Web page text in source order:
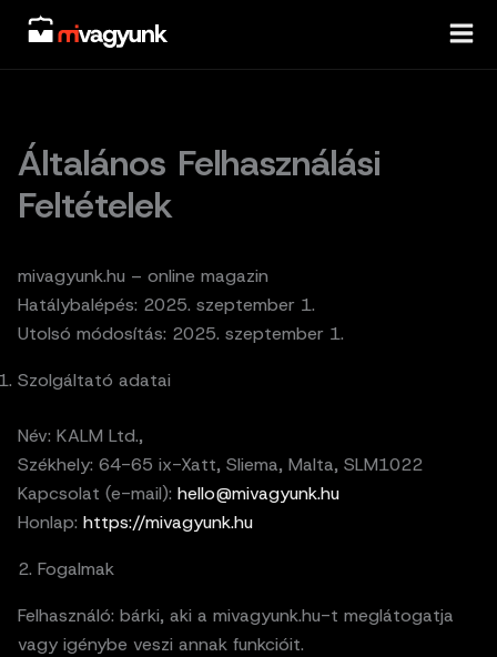
Skip
content
Általános Felhasználási
Feltételek
mivagyunk.hu – online magazin
Hatálybalépés: 2025. szeptember 1.
Utolsó módosítás: 2025. szeptember 1.
Szolgáltató adatai
Név: KALM Ltd.,
Székhely: 64-65 ix-Xatt, Sliema, Malta, SLM1022
Kapcsolat (e-mail): hello@mivagyunk.hu
Honlap: https://mivagyunk.hu
2. Fogalmak
Felhasználó: bárki, aki a mivagyunk.hu-t meglátogatja
vagy igénybe veszi annak funkcióit.